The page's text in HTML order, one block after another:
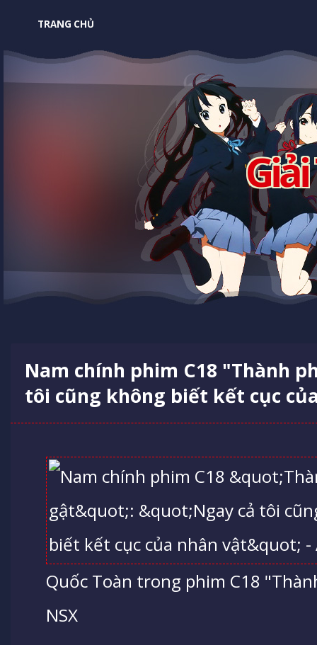
TRANG CHỦ
Nam chính phim C18 "Thành
tôi cũng không biết kết cục
Quốc Toàn trong phim C18
NSX